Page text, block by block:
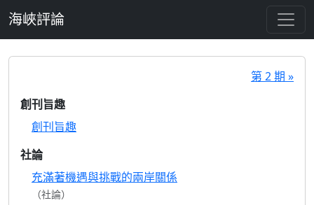
海峽評論
第 2 期 »
創刊旨趣
創刊旨趣
社論
充滿著機遇與挑戰的兩岸關係
（社論）